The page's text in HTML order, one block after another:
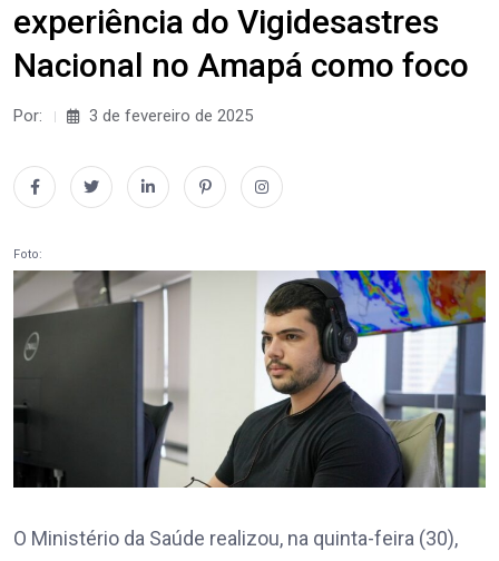
experiência do Vigidesastres
Nacional no Amapá como foco
Por: 3 de fevereiro de 2025
Foto:
O Ministério da Saúde realizou, na quinta-feira (30),